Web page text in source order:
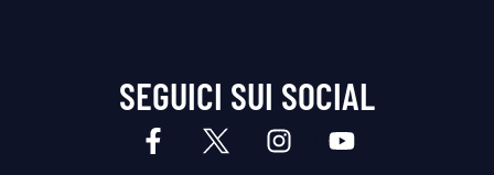
SEGUICI SUI SOCIAL